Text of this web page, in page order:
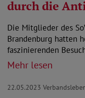
durch die
Die Mitglieder des
Brandenburg hatten
faszinierenden
Mehr lesen
22.05.2023